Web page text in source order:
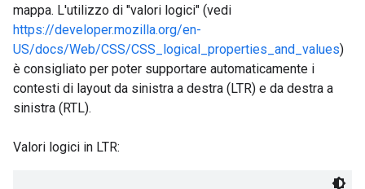
mappa. L'utilizzo di "valori logici" (vedi
https://developer.mozilla.org/en-
US/docs/Web/CSS/CSS_logical_properties_and_values)
è consigliato per poter supportare automaticamente i
contesti di layout da sinistra a destra (LTR) e da destra a
sinistra (RTL).
Valori logici in LTR: